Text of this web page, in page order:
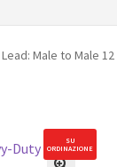
Male to Male
SU
ORDINAZIONE